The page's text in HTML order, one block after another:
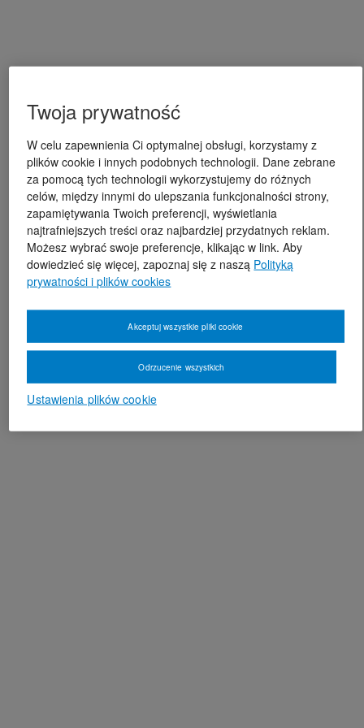
Twoja prywatność
W celu zapewnienia Ci optymalnej obsługi, korzystamy z
plików cookie i innych podobnych technologii. Dane zebrane
za pomocą tych technologii wykorzystujemy do różnych
celów, między innymi do ulepszania funkcjonalności strony,
zapamiętywania Twoich preferencji, wyświetlania
najtrafniejszych treści oraz najbardziej przydatnych reklam.
Możesz wybrać swoje preferencje, klikając w link. Aby
dowiedzieć się więcej, zapoznaj się z naszą Polityką
prywatności i plików cookies
Ustawienia plików cookie
Odrzucenie wszystkich
Akceptuj wszystkie pliki cookie